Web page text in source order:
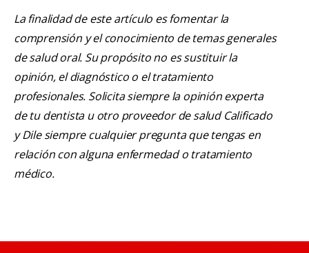
La finalidad de este artículo es fomentar la
comprensión y el conocimiento de temas generales
de salud oral. Su propósito no es sustituir la
opinión, el diagnóstico o el tratamiento
profesionales. Solicita siempre la opinión experta
de tu dentista u otro proveedor de salud Calificado
y Dile siempre cualquier pregunta que tengas en
relación con alguna enfermedad o tratamiento
médico.